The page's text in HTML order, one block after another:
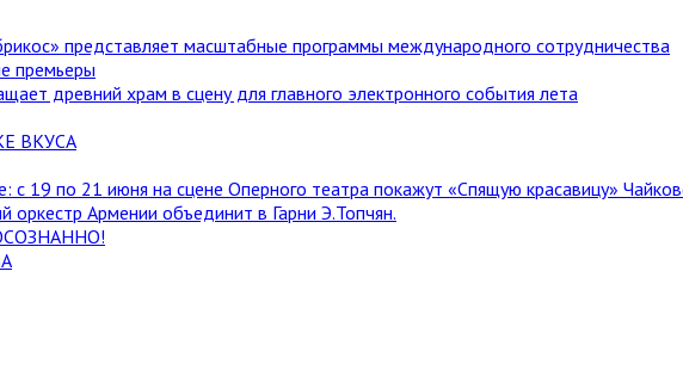
представляет масштабные программы международного сотрудничества
премьеры
древний храм в сцену для главного электронного события лета
ВКУСА
с 19 по 21 июня на сцене Оперного театра покажут «Спящую красавицу»
Армении объединит в Гарни Э.Топчян.